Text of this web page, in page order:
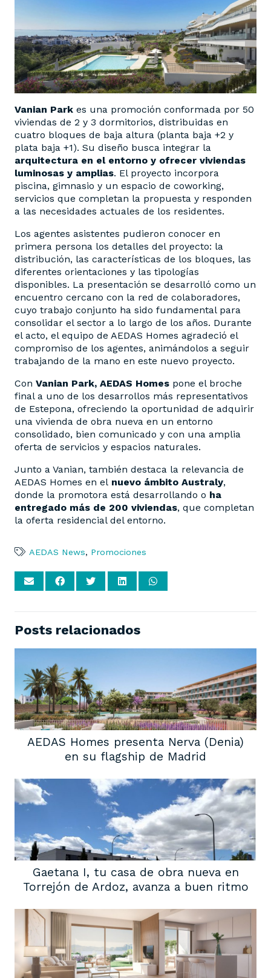
Vanian Park es una promoción conformada por 50
viviendas de 2 y 3 dormitorios, distribuidas en
cuatro bloques de baja altura (planta baja +2 y
plata baja +1). Su diseño busca integrar la
arquitectura en el entorno y ofrecer viviendas
luminosas y amplias. El proyecto incorpora
piscina, gimnasio y un espacio de coworking,
servicios que completan la propuesta y responden
a las necesidades actuales de los residentes.
Los agentes asistentes pudieron conocer en
primera persona los detalles del proyecto: la
distribución, las características de los bloques, las
diferentes orientaciones y las tipologías
disponibles. La presentación se desarrolló como un
encuentro cercano con la red de colaboradores,
cuyo trabajo conjunto ha sido fundamental para
consolidar el sector a lo largo de los años. Durante
el acto, el equipo de AEDAS Homes agradeció el
compromiso de los agentes, animándolos a seguir
trabajando de la mano en este nuevo proyecto.
Con Vanian Park, AEDAS Homes pone el broche
final a uno de los desarrollos más representativos
de Estepona, ofreciendo la oportunidad de adquirir
una vivienda de obra nueva en un entorno
consolidado, bien comunicado y con una amplia
oferta de servicios y espacios naturales.
Junto a Vanian, también destaca la relevancia de
AEDAS Homes en el nuevo ámbito Australy,
donde la promotora está desarrollando o ha
entregado más de 200 viviendas, que completan
la oferta residencial del entorno.
AEDAS News, Promociones
Posts relacionados
AEDAS Homes presenta Nerva (Denia)
en su flagship de Madrid
Gaetana I, tu casa de obra nueva en
Torrejón de Ardoz, avanza a buen ritmo